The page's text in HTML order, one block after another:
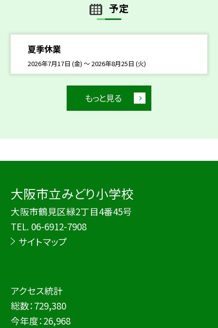
予定
夏季休業
2026年7月17日 (金) ～ 2026年8月25日 (火)
もっと見る
大阪市立みどり小学校
大阪市鶴見区緑2丁目4番45号
TEL. 06-6912-7908
サイトマップ
アクセス統計
総数：729,380
今年度：26,968